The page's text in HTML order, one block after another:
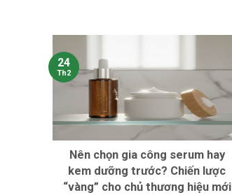
Nên chọn gia công serum hay
kem dưỡng trước? Chiến lược
“vàng” cho chủ thương hiệu mới
24
Th2